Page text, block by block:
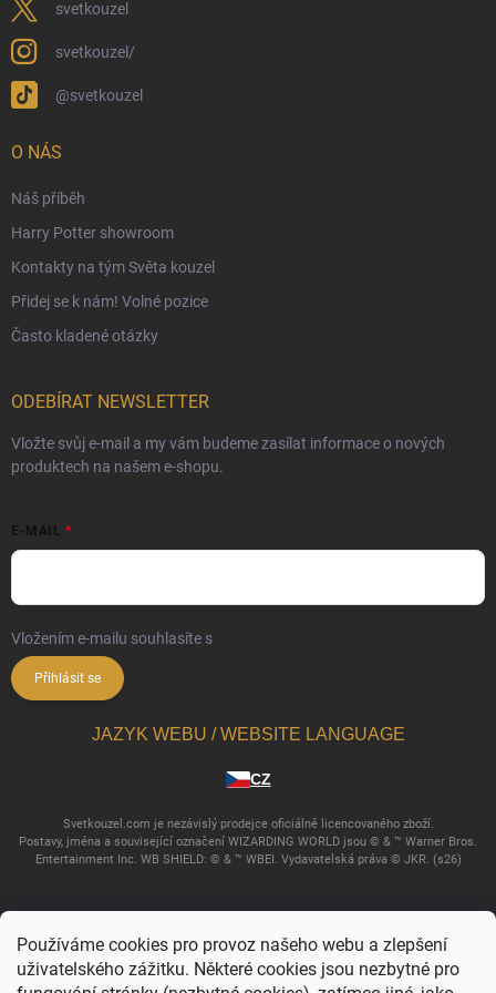
Používáme cookies pro provoz našeho webu a zlepšení
uživatelského zážitku. Některé cookies jsou nezbytné pro
Velkoobchod
Ekologické balení objednávek
Podmínky ochrany osobních údajů
Ochranné známky a autorská práva
svetkouzel
svetkouzel/
@svetkouzel
O NÁS
Náš příběh
Harry Potter showroom
Kontakty na tým Světa kouzel
Přidej se k nám! Volné pozice
Často kladené otázky
ODEBÍRAT NEWSLETTER
Vložte svůj e-mail a my vám budeme zasílat informace o nových
produktech na našem e-shopu.
E-MAIL
Vložením e-mailu souhlasíte s
Přihlásit se
JAZYK WEBU / WEBSITE LANGUAGE
CZ
Svetkouzel.com je nezávislý prodejce oficiálně licencovaného zboží.
Postavy, jména a související označení WIZARDING WORLD jsou © & ™ Warner Bros.
Entertainment Inc. WB SHIELD: © & ™ WBEI. Vydavatelská práva © JKR. (s26)